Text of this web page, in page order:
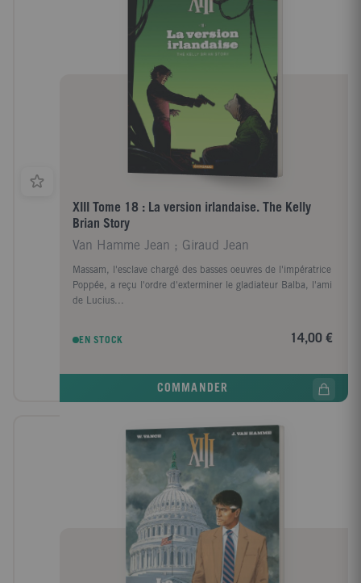
XIII Tome 18 : La version irlandaise. The Kelly
Brian Story
Van Hamme Jean ; Giraud Jean
Massam, l'esclave chargé des basses oeuvres de l'impératrice
Poppée, a reçu l'ordre d'exterminer le gladiateur Balba, l'ami
de Lucius...
EN STOCK 14,00 €
COMMANDER